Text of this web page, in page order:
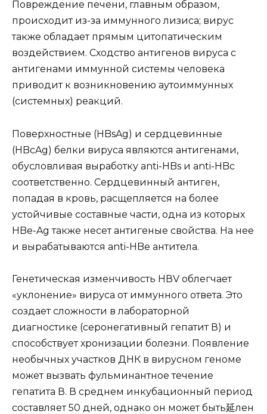
Повреждение печени, главным образом,
происходит из-за иммунного лизиса; вирус
также обладает прямым цитопатическим
воздействием. Сходство антигенов вируса с
антигенами иммунной системы человека
приводит к возникновению аутоиммунных
(системных) реакций.
Поверхностные (HBsAg) и сердцевинные
(HBcAg) белки вируса являются антигенами,
обусловливая выработку anti-HBs и anti-HBс
соответственно. Сердцевинный антиген,
попадая в кровь, расщепляется на более
устойчивые составные части, одна из которых
HBe-Ag также несет антигеные свойства. На нее
и вырабатываются anti-HBe антитела.
Генетическая изменчивость HВV облегчает
«уклонение» вируса от иммунного ответа. Это
создает сложности в лабораторной
диагностике (серонегативный гепатит В) и
способствует хронизации болезни. Появление
необычных участков ДНК в вирусном геноме
может вызвать фульминантное течение
гепатита В. В среднем инкубационный период
составляет 50 дней, однако он может быть延лен